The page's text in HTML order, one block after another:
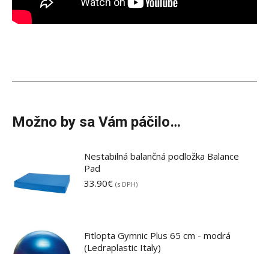
Možno by sa Vám páčilo…
Nestabilná balančná podložka Balance
Pad
33.90€ (s DPH)
Fitlopta Gymnic Plus 65 cm - modrá
(Ledraplastic Italy)